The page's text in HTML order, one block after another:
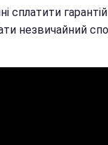
сплатити
незвичайний